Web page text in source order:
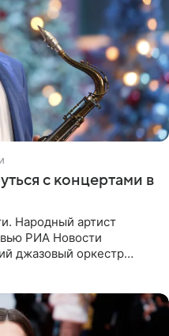
с концертами в
Народный артист
РИА Новости
джазовый оркестр